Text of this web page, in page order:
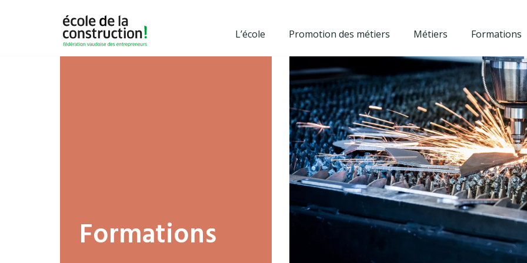
L’école Promotion des métiers Métiers Formations
Formations